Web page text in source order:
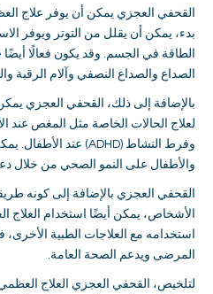
القحفي العجزي يمكن أن يوفر علاج
بدء، يمكن أن يقلل من التوتر ويوفر
الطاقة في الجسم. وقد يكون فعالًا
الصداع والصداع النصفي وآلام الرقبة
بالإضافة إلى ذلك، القحفي العجزي
لعلاج الحالات الخاصة مثل المغص عند
وفرط النشاط (ADHD) عند الأطفال.
والأطفال على النمو الصحي من خلال
القحفي العجزي بالإضافة إلى كونه
الأشخاص، يمكن أيضًا استخدام العلاج
استخدامه مع العلاجات الطبية
المرضى ويدعم الصحة العامة.
لتلخيص، القحفي العجزي العلاج